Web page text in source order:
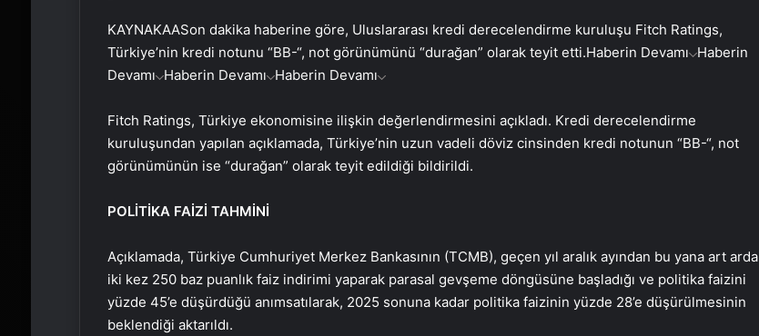
KAYNAKAASon dakika haberine göre, Uluslararası kredi derecelendirme kuruluşu Fitch Ratings,
Türkiye’nin kredi notunu “BB-“, not görünümünü “durağan” olarak teyit etti.Haberin Devamı Haberin
Devamı Haberin Devamı Haberin Devamı
Fitch Ratings, Türkiye ekonomisine ilişkin değerlendirmesini açıkladı. Kredi derecelendirme
kuruluşundan yapılan açıklamada, Türkiye’nin uzun vadeli döviz cinsinden kredi notunun “BB-“, not
görünümünün ise “durağan” olarak teyit edildiği bildirildi.
POLİTİKA FAİZİ TAHMİNİ
Açıklamada, Türkiye Cumhuriyet Merkez Bankasının (TCMB), geçen yıl aralık ayından bu yana art arda
iki kez 250 baz puanlık faiz indirimi yaparak parasal gevşeme döngüsüne başladığı ve politika faizini
yüzde 45’e düşürdüğü anımsatılarak, 2025 sonuna kadar politika faizinin yüzde 28’e düşürülmesinin
beklendiği aktarıldı.